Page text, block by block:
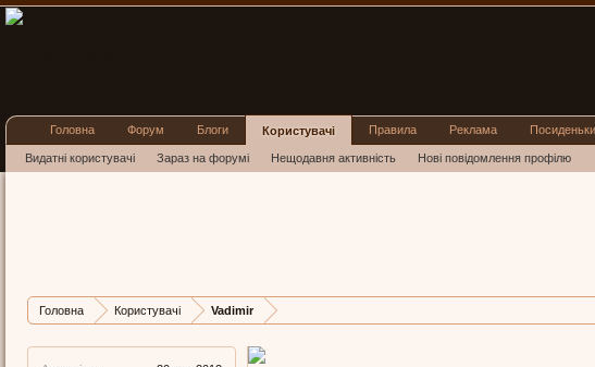
Головна Користувачі Vadimir
Дописів
Карма Бали
Головна Форум Блоги Користувачі
Видатні користувачі Зараз на форумі Нещодавня активність Нові повідомлення профілю
Правила Реклама Посиденьки